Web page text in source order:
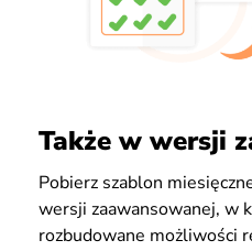
Także w wersji
Pobierz szablon
wersji zaawansowanej, w
rozbudowane możliwości